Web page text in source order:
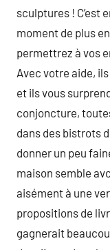
sculptures ! C’est
moment de plus
permettrez à vos
Avec votre aide,
et ils vous
conjoncture,
dans des bistrots
donner un peu
maison semble
aisément à une
propositions de
gagnerait